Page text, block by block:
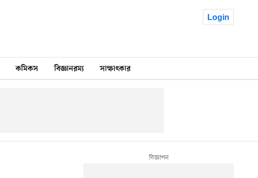
Login
কমিকস বিজ্ঞানরম্য সাক্ষাৎকার